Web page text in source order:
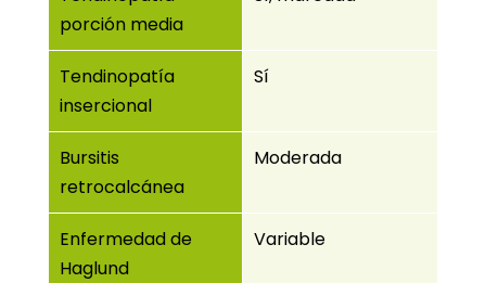
porción media
Tendinopatía
insercional
Bursitis
retrocalcánea
Enfermedad de
Haglund
Sí
Moderada
Variable